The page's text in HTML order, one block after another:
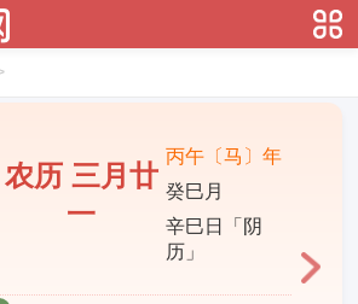
农历 三月廿
一
丙午〔马〕年
癸巳月
辛巳日「阴
历」